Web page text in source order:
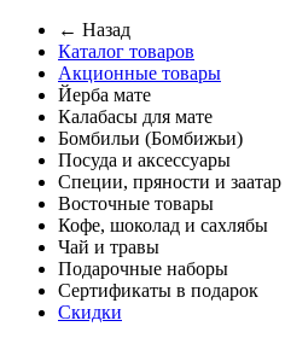
← Назад
Каталог товаров
Акционные товары
Йерба мате
Калабасы для мате
Бомбильи (Бомбижьи)
Посуда и аксессуары
Специи, пряности и заатар
Восточные товары
Кофе, шоколад и сахлябы
Чай и травы
Подарочные наборы
Сертификаты в подарок
Скидки